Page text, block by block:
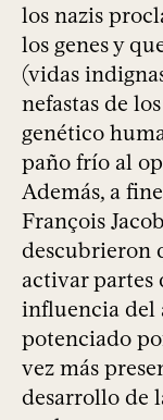
los nazis
los genes y
(vidas
nefastas de
genético
paño frío al
Además, a
François
descubrieron
activar partes
influencia del
potenciado
vez más
desarrollo de